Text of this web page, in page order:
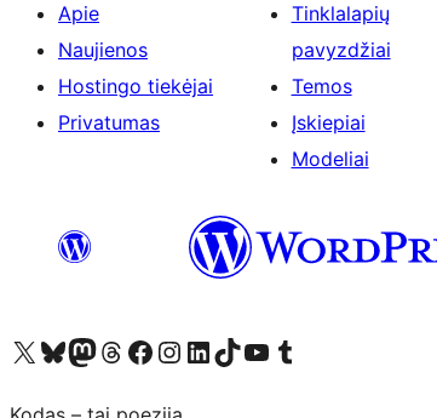
Apie
Naujienos
Hostingo tiekėjai
Privatumas
Tinklalapių
pavyzdžiai
Temos
Įskiepiai
Modeliai
Visit our X (formerly Twitter) account
Apsilankykite mūsų Bluesky paskyroje
Visit our Mastodon account
Apsilankykite mūsų Threads paskyroje
Visit our Facebook page
Visit our Instagram account
Visit our LinkedIn account
Apsilankykite mūsų TikTok paskyroje
Visit our YouTube channel
Apsilankykite mūsų Tumblr paskyroje